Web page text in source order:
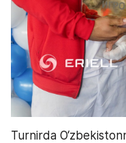
Turnirda